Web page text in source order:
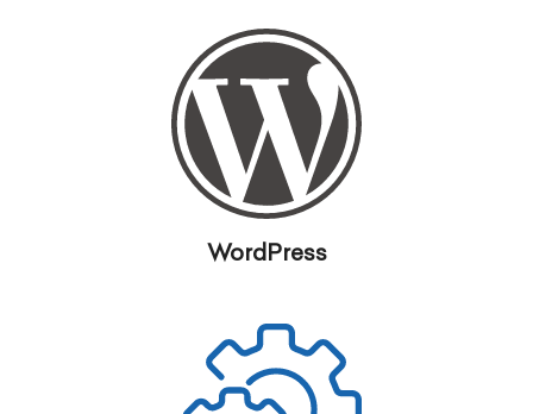
WordPress